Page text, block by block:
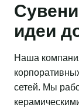
идеи
Наша
сетей. Мы